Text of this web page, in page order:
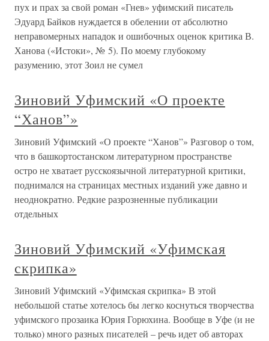
пух и прах за свой роман «Гнев» уфимский писатель
Эдуард Байков нуждается в обелении от абсолютно
неправомерных нападок и ошибочных оценок критика В.
Ханова («Истоки», № 5). По моему глубокому
разумению, этот Зоил не сумел
Зиновий Уфимский «О проекте
“Ханов”»
Зиновий Уфимский «О проекте “Ханов”» Разговор о том,
что в башкортостанском литературном пространстве
остро не хватает русскоязычной литературной критики,
поднимался на страницах местных изданий уже давно и
неоднократно. Редкие разрозненные публикации
отдельных
Зиновий Уфимский «Уфимская
скрипка»
Зиновий Уфимский «Уфимская скрипка» В этой
небольшой статье хотелось бы легко коснуться творчества
уфимского прозаика Юрия Горюхина. Вообще в Уфе (и не
только) много разных писателей – речь идет об авторах